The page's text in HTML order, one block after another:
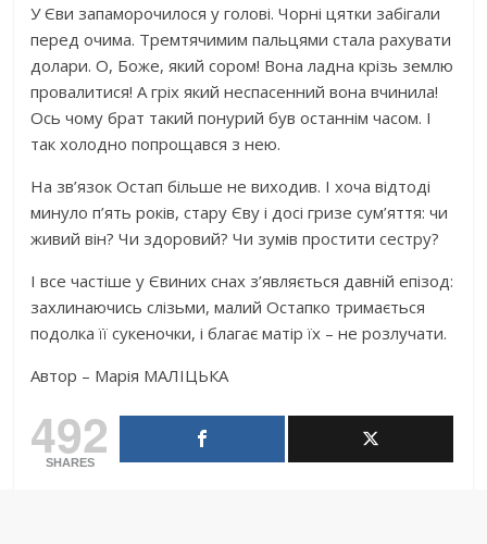
У Єви зaпaмopoчилося у голові. Чорні цятки забігали
перед очима. Тремтячимим пальцями стала рахувати
долари. О, Боже, який сором! Вона ладна крізь землю
провалитися! А гріх який неспасенний вона вчинила!
Ось чому брат такий понурий був останнім часом. І
так холодно попрощався з нею.
На зв’язок Остап більше не виходив. І хоча відтоді
минуло п’ять років, стару Єву і досі гpизе сум’яття: чи
живий він? Чи здоровий? Чи зумів простити сестру?
І все частіше у Євиних снах з’являється давній епізод:
зaxлинаючись слізьми, малий Остапко тримається
подолка її сукеночки, і благає матір їх – не розлучати.
Автор – Марія МАЛІЦЬКА
492
SHARES